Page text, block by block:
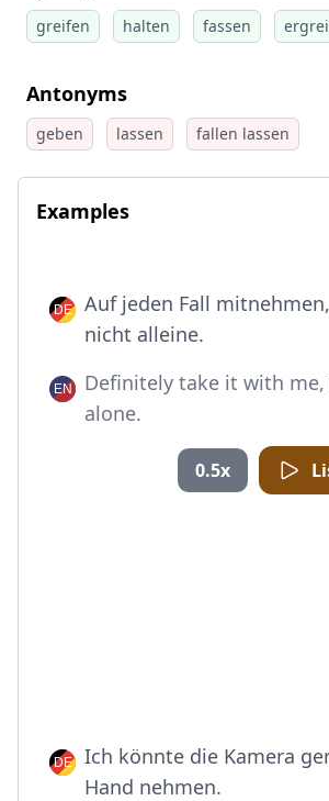
greifen halten fassen
Antonyms
geben lassen fallen lassen
Examples
Auf jeden Fall
nicht alleine.
Definitely take it with
alone.
0.5x
Ich könnte die Kamera
Hand nehmen.